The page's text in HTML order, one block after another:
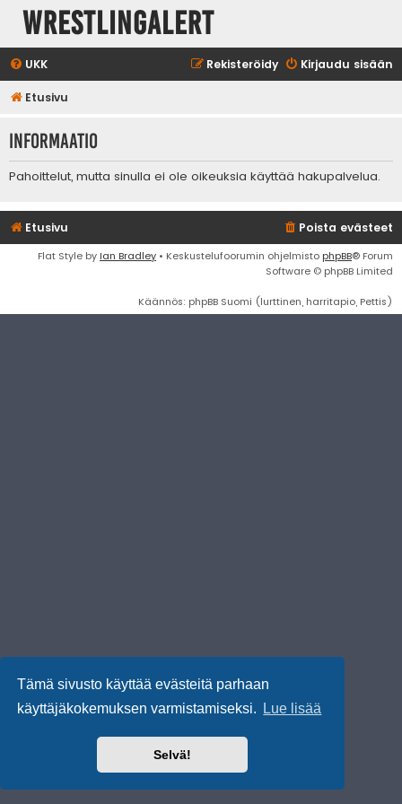
Tämä sivusto käyttää evästeitä parhaan
käyttäjäkokemuksen varmistamiseksi.
Lue lisää
Selvä!
WrestlingAlert
UKK Kirjaudu sisään
Rekisteröidy
Etusivu
Informaatio
Pahoittelut, mutta sinulla ei ole oikeuksia käyttää hakupalvelua.
Etusivu Poista evästeet
Flat Style by Ian Bradley • Keskustelufoorumin ohjelmisto phpBB® Forum
Software © phpBB Limited
Käännös: phpBB Suomi (lurttinen, harritapio, Pettis)